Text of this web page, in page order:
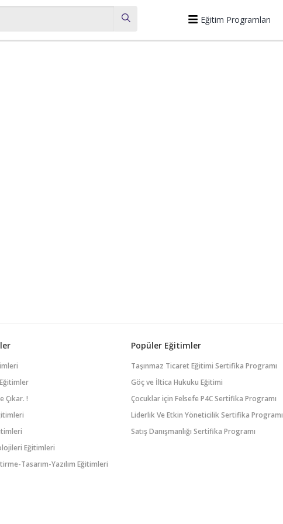
Eğitim Programları
Çıkar. !
Eğitimleri
Tasarım-Yazılım Eğitimleri
Popüler Eğitimler
Taşınmaz Ticaret Eğitimi Sertifika Programı
Göç ve İltica Hukuku Eğitimi
Çocuklar için Felsefe P4C Sertifika Programı
Liderlik Ve Etkin Yöneticilik Sertifika Programı
Satış Danışmanlığı Sertifika Programı